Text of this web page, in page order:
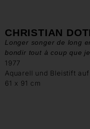
CHRISTIAN
Longer songer de long
bondir tout à coup que je
1977
Aquarell und Bleistift
61 x 91 cm